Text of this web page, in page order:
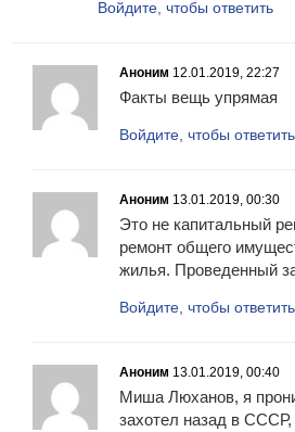
Войдите, чтобы ответить
Аноним 12.01.2019, 22:27
Факты вещь упрямая
Войдите, чтобы ответить
Аноним 13.01.2019, 00:30
Это не капитальный
ремонт общего
жилья. Проведенный
Войдите, чтобы ответить
Аноним 13.01.2019, 00:40
Миша Люханов, я
захотел назад в